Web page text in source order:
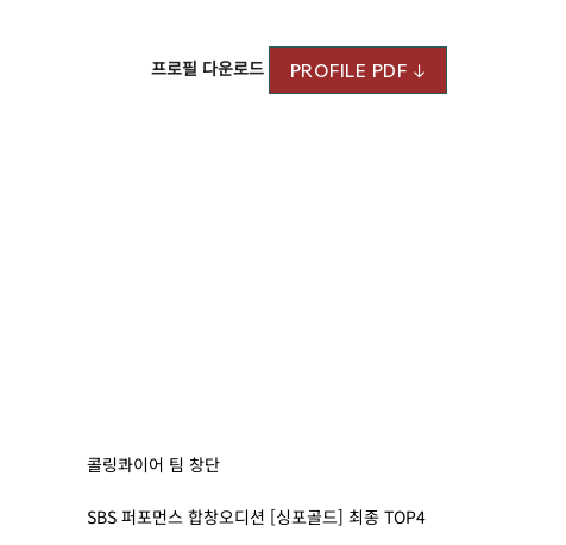
프로필 다운로드 PROFILE PDF ↓
콜링콰이어 팀 창단
SBS 퍼포먼스 합창오디션 [싱포골드] 최종 TOP4